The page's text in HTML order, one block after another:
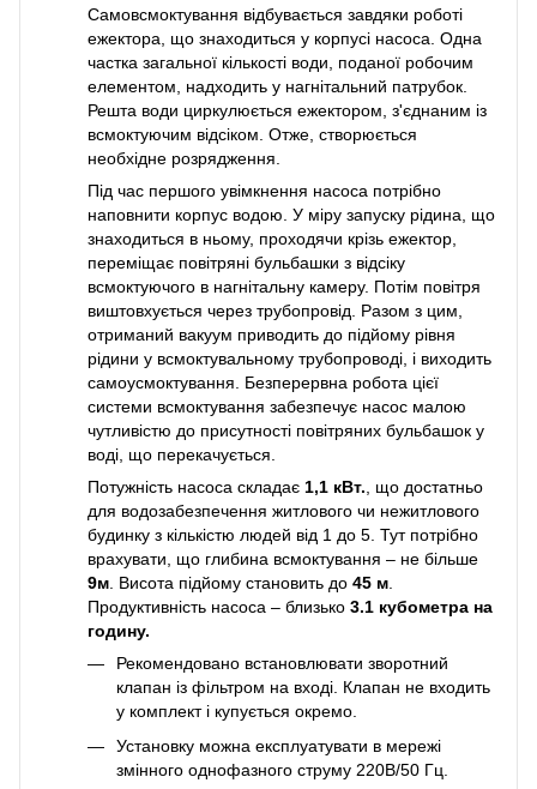
Самовсмоктування відбувається завдяки роботі
ежектора, що знаходиться у корпусі насоса. Одна
частка загальної кількості води, поданої робочим
елементом, надходить у нагнітальний патрубок.
Решта води циркулюється ежектором, з'єднаним із
всмоктуючим відсіком. Отже, створюється
необхідне розрядження.
Під час першого увімкнення насоса потрібно
наповнити корпус водою. У міру запуску рідина, що
знаходиться в ньому, проходячи крізь ежектор,
переміщає повітряні бульбашки з відсіку
всмоктуючого в нагнітальну камеру. Потім повітря
виштовхується через трубопровід. Разом з цим,
отриманий вакуум приводить до підйому рівня
рідини у всмоктувальному трубопроводі, і виходить
самоусмоктування. Безперервна робота цієї
системи всмоктування забезпечує насос малою
чутливістю до присутності повітряних бульбашок у
воді, що перекачується.
Потужність насоса складає 1,1 кВт., що достатньо
для водозабезпечення житлового чи нежитлового
будинку з кількістю людей від 1 до 5. Тут потрібно
врахувати, що глибина всмоктування – не більше
9м. Висота підйому становить до 45 м.
Продуктивність насоса – близько 3.1 кубометра на
годину.
Рекомендовано встановлювати зворотний
клапан із фільтром на вході. Клапан не входить
у комплект і купується окремо.
Установку можна експлуатувати в мережі
змінного однофазного струму 220В/50 Гц.